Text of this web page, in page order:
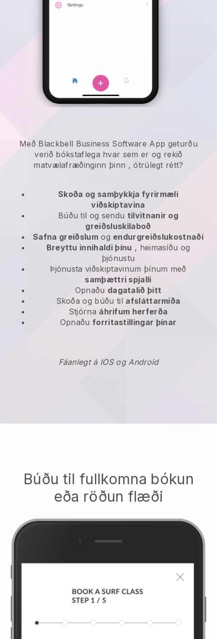
Með Blackbell Business Software App geturðu
verið bókstaflega hvar sem er og rekið
matvælafræðinginn þinn , ótrúlegt rétt?
Skoða og samþykkja fyrirmæli
viðskiptavina
Búðu til og sendu tilvitnanir og
greiðsluskilaboð
Safna greiðslumog endurgreiðslukostnaði
Breyttu innihaldi þínu , heimasíðu og
þjónustu
Þjónusta viðskiptavinum þínum með
samþættri spjalli
Opnaðu dagatalið þitt
Skoða og búðu til afsláttarmiða
Stjórna áhrifum herferða
Opnaðu forritastillingar þínar
Fáanlegt á IOS og Android
Búðu til fullkomna bókun
eða röðun flæði